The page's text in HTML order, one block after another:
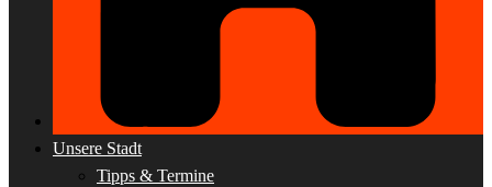
Unsere Stadt
Tipps & Termine